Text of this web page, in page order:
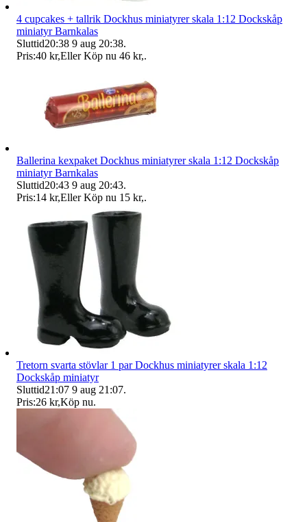
4 cupcakes + tallrik Dockhus miniatyrer skala 1:12 Dockskåp
miniatyr Barnkalas
Sluttid20:38 9 aug 20:38.
Pris:40 kr,Eller Köp nu 46 kr,.
Ballerina kexpaket Dockhus miniatyrer skala 1:12 Dockskåp
miniatyr Barnkalas
Sluttid20:43 9 aug 20:43.
Pris:14 kr,Eller Köp nu 15 kr,.
Tretorn svarta stövlar 1 par Dockhus miniatyrer skala 1:12
Dockskåp miniatyr
Sluttid21:07 9 aug 21:07.
Pris:26 kr,Köp nu.